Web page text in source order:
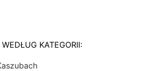
KATEGORII: